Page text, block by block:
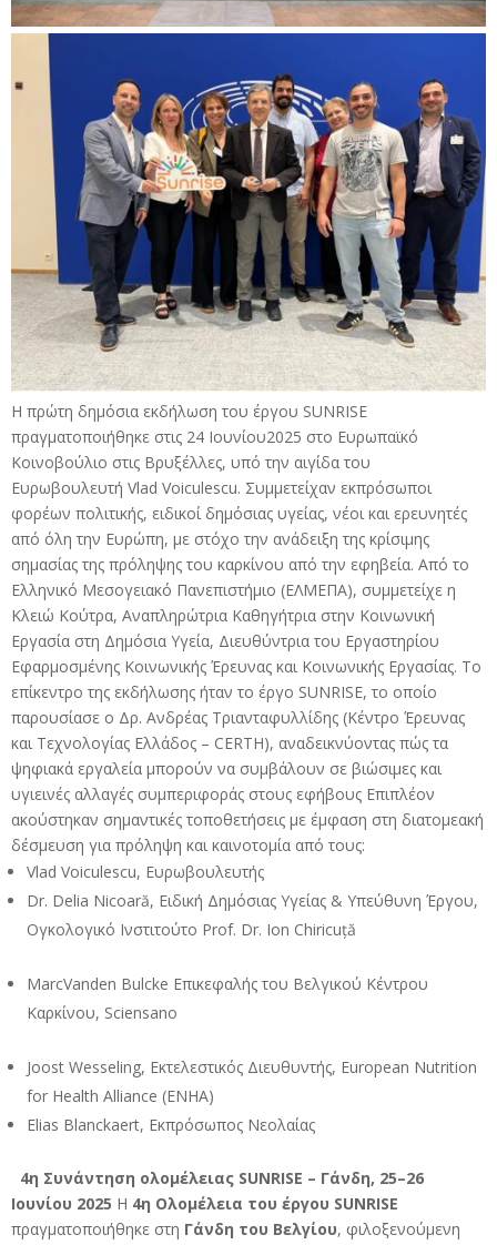
Η πρώτη δημόσια εκδήλωση του έργου SUNRISE
πραγματοποιήθηκε στις 24 Ιουνίου2025 στο Ευρωπαϊκό
Κοινοβούλιο στις Βρυξέλλες, υπό την αιγίδα του
Ευρωβουλευτή Vlad Voiculescu. Συμμετείχαν εκπρόσωποι
φορέων πολιτικής, ειδικοί δημόσιας υγείας, νέοι και ερευνητές
από όλη την Ευρώπη, με στόχο την ανάδειξη της κρίσιμης
σημασίας της πρόληψης του καρκίνου από την εφηβεία. Από το
Ελληνικό Μεσογειακό Πανεπιστήμιο (ΕΛΜΕΠΑ), συμμετείχε η
Κλειώ Κούτρα, Αναπληρώτρια Καθηγήτρια στην Κοινωνική
Εργασία στη Δημόσια Υγεία, Διευθύντρια του Εργαστηρίου
Εφαρμοσμένης Κοινωνικής Έρευνας και Κοινωνικής Εργασίας. Το
επίκεντρο της εκδήλωσης ήταν το έργο SUNRISE, το οποίο
παρουσίασε ο Δρ. Ανδρέας Τριανταφυλλίδης (Κέντρο Έρευνας
και Τεχνολογίας Ελλάδος – CERTH), αναδεικνύοντας πώς τα
ψηφιακά εργαλεία μπορούν να συμβάλουν σε βιώσιμες και
υγιεινές αλλαγές συμπεριφοράς στους εφήβους Επιπλέον
ακούστηκαν σημαντικές τοποθετήσεις με έμφαση στη διατομεακή
δέσμευση για πρόληψη και καινοτομία από τους:
Vlad Voiculescu, Ευρωβουλευτής
Dr. Delia Nicoară, Ειδική Δημόσιας Υγείας & Υπεύθυνη Έργου,
Ογκολογικό Ινστιτούτο Prof. Dr. Ion Chiricuță
MarcVanden Bulcke Επικεφαλής του Βελγικού Κέντρου
Καρκίνου, Sciensano
Joost Wesseling, Εκτελεστικός Διευθυντής, European Nutrition
for Health Alliance (ENHA)
Elias Blanckaert, Εκπρόσωπος Νεολαίας
4η Συνάντηση ολομέλειας SUNRISE – Γάνδη, 25–26
Ιουνίου 2025 Η 4η Ολομέλεια του έργου SUNRISE
πραγματοποιήθηκε στη Γάνδη του Βελγίου, φιλοξενούμενη